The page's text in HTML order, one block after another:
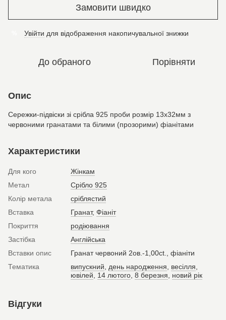
Замовити швидко
Увійти для відображення накопичувальної знижки
До обраного Порівняти
Опис
Сережки-підвіски зі срібла 925 проби розмір 13х32мм з
червоними гранатами та білими (прозорими) фіанітами
Характеристики
Для кого
Жінкам
Метал
Срібло 925
Колір метала
сріблястий
Вставка
Гранат, Фіаніт
Покриття
родіювання
Застібка
Англійська
Вставки опис
Гранат червоний 2ов.-1,00ct., фіаніти
Тематика
випускний день народження весілля
ювілей
14 лютого 8 березня новий рік
Відгуки